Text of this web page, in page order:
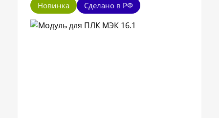
Новинка Сделано в РФ